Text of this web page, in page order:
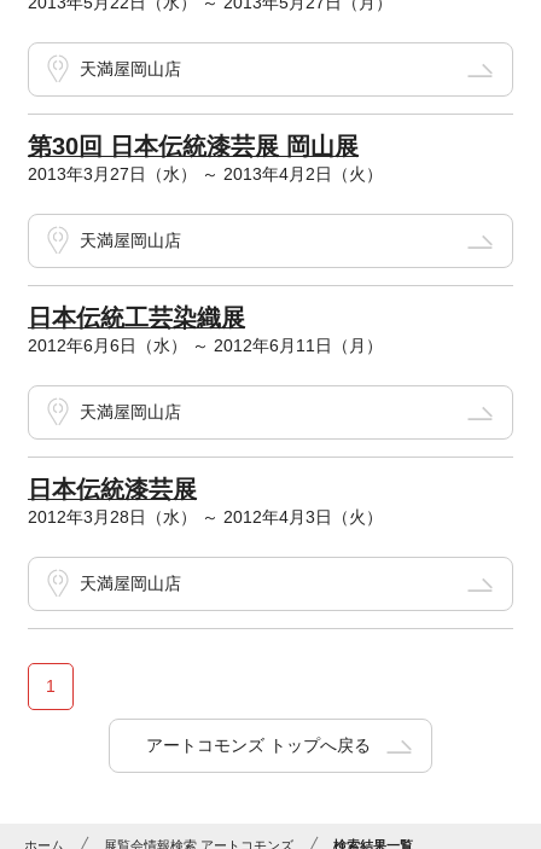
天満屋岡山店
第30回 日本伝統漆芸展 岡山展
2013年3月27日（水） ～ 2013年4月2日（火）
天満屋岡山店
日本伝統工芸染織展
2012年6月6日（水） ～ 2012年6月11日（月）
天満屋岡山店
日本伝統漆芸展
2012年3月28日（水） ～ 2012年4月3日（火）
天満屋岡山店
1
アートコモンズ トップへ戻る
ホーム 展覧会情報検索 アートコモンズ 検索結果一覧